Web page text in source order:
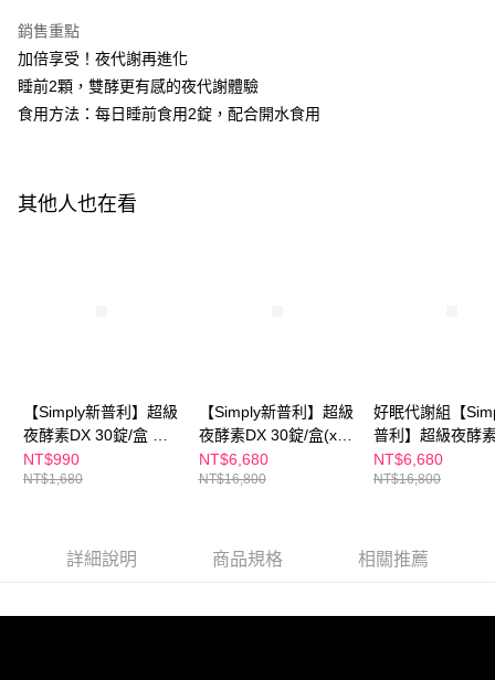
【關於「AFTEE先享後付」】
AFTEE先享後付是「在收到商品之後才付款」的支付方式。 讓您購物簡單
１．簡單：不需註冊會員、不需綁卡、不需儲值。
２．便利：只要手機號碼，簡訊認證，即可結帳。
１．於結帳方式選擇「AFTEE先享後付」後，將跳轉至「AFTEE先享後付」
結帳頁面，進行簡訊認證並確認金額後，即可完成結帳。
【注意事項】
１．透過由恩沛科技股份有限公司提供之「AFTEE先享後付」服務完成之交
易，需依本服務之必要範圍內提供個人資料，並將交易相關給付款項請求債
權轉讓予恩沛科技股份有限公司。
３．未成年的使用者請事先徵得法定代理人或監護人之同意方可使用
「AFTEE先享後付」，若未經同意申辦者引起之損失，本公司不負相關責
ATM付款
運送方式
付款後全家取貨
7-11付款取貨
每筆NT$100，滿NT$600(含以上)免運費
銷售重點
加倍享受！夜代謝再進化
睡前2顆，雙酵更有感的夜代謝體驗
食用方法：每日睡前食用2錠，配合開水食用
其他人也在看
【Simply新普利】超級
夜酵素DX 30錠/盒 木
村拓哉 代言(日韓雙
GABA 好睡好代謝)
NT$990
NT$1,680
【Simply新普利】超級
夜酵素DX 30錠/盒(x10
盒) 木村拓哉代言(日韓
雙GABA 好睡好代謝)
NT$6,680
NT$16,800
好眠代謝組【
普利】超級夜酵
100錠/盒x3盒 木
哉 代言(日韓雙
NT$6,680
NT$16,800
詳細說明 商品規格 相關推薦